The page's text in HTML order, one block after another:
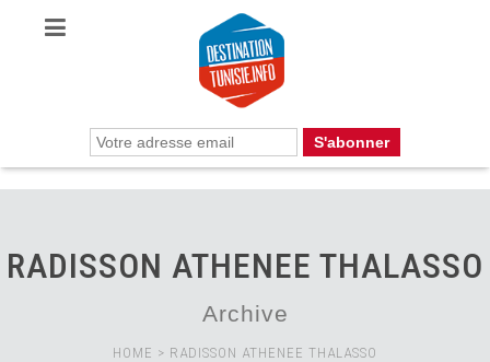
RADISSON ATHENEE THALASSO
Archive
HOME > RADISSON ATHENEE THALASSO